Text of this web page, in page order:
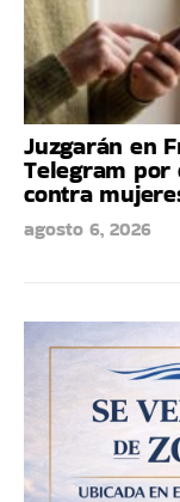
Juzgarán en
Telegram por
contra
agosto 6, 2026